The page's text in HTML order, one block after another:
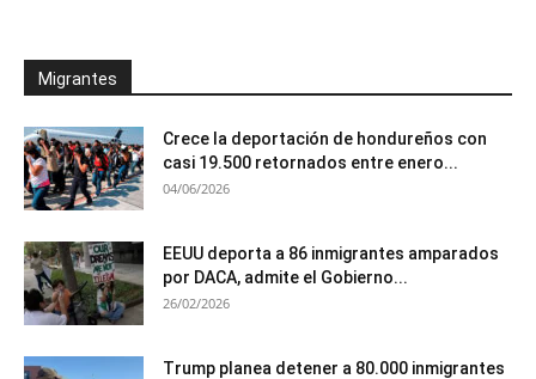
Migrantes
Crece la deportación de hondureños con
casi 19.500 retornados entre enero...
04/06/2026
EEUU deporta a 86 inmigrantes amparados
por DACA, admite el Gobierno...
26/02/2026
Trump planea detener a 80.000 inmigrantes